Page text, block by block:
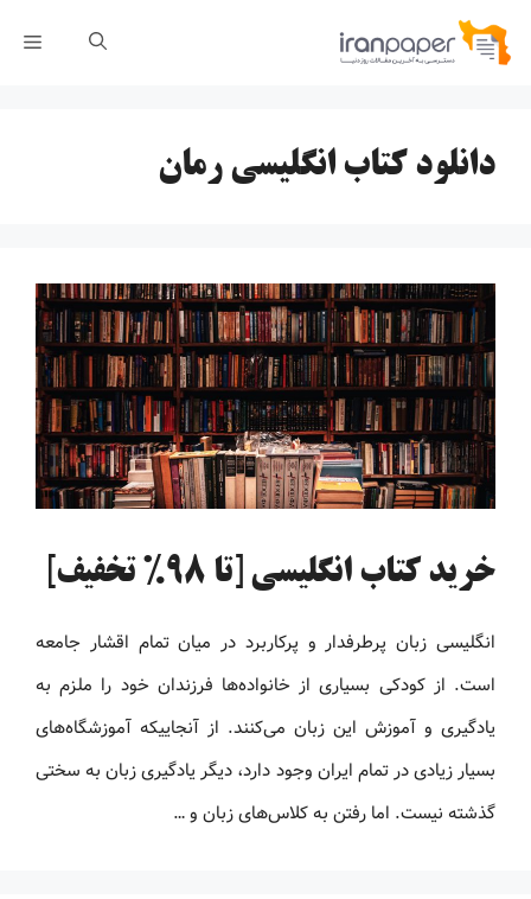
پرش
دانلود کتاب انگلیسی رمان
خرید کتاب انگلیسی [تا 98% تخفیف]
انگلیسی زبان پرطرفدار و پرکاربرد در میان تمام اقشار جامعه
است. از کودکی بسیاری از خانواده‌ها فرزندان خود را ملزم به
یادگیری و آموزش این زبان می‌کنند. از آنجاییکه آموزشگاه‌های
بسیار زیادی در تمام ایران وجود دارد، دیگر یادگیری زبان به سختی
گذشته نیست. اما رفتن به کلاس‌های زبان و …